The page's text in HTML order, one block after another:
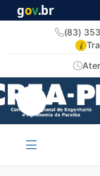
gov.br
(83)
i